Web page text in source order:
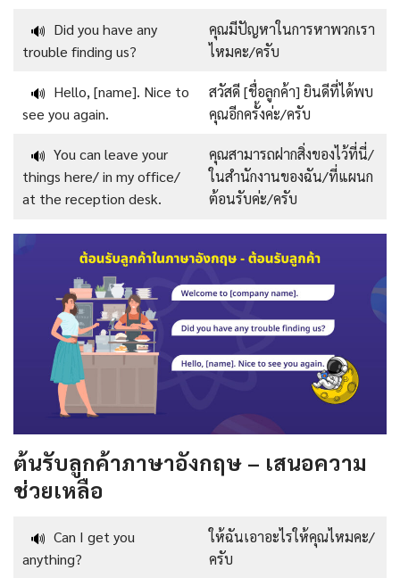
🔊 Did you have any
trouble finding us?
คุณมีปัญหาในการหาพวกเรา
ไหมคะ/ครับ
🔊 Hello, [name]. Nice to
see you again.
สวัสดี [ชื่อลูกค้า] ยินดีที่ได้พบ
คุณอีกครั้งค่ะ/ครับ
🔊 You can leave your
things here/ in my office/
at the reception desk.
คุณสามารถฝากสิ่งของไว้ที่นี่/
ในสำนักงานของฉัน/ที่แผนก
ต้อนรับค่ะ/ครับ
ต้นรับลูกค้าภาษาอังกฤษ – เสนอความ
ช่วยเหลือ
🔊 Can I get you
anything?
ให้ฉันเอาอะไรให้คุณไหมคะ/
ครับ